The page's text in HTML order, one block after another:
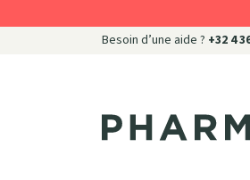
Besoin d’une aide ? +32 4
Pharmaone Votre